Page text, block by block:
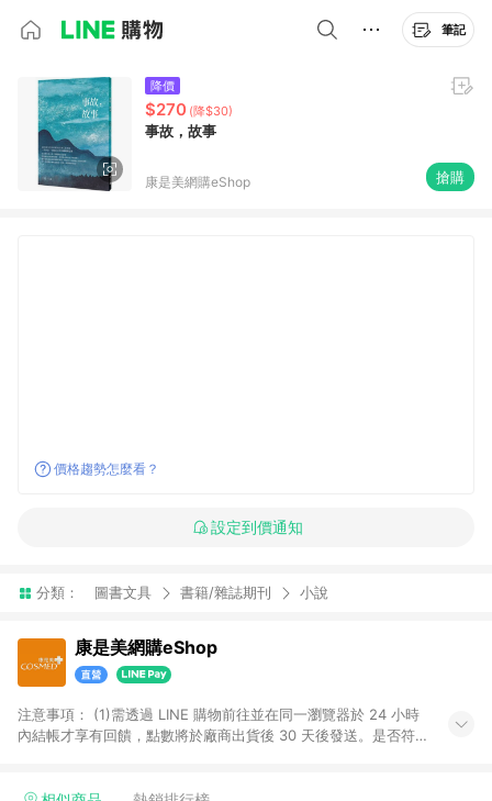
筆記
降價
$270 (降$30)
事故，故事
康是美網購eShop 搶購
價格趨勢怎麼看？
設定到價通知
分類： 圖書文具 書籍/雜誌期刊 小說
康是美網購eShop
注意事項：​ (1)需透過 LINE 購物前往並在同一瀏覽器於 24 小時
內結帳才享有回饋，點數將於廠商出貨後 30 天後發送。​是否符